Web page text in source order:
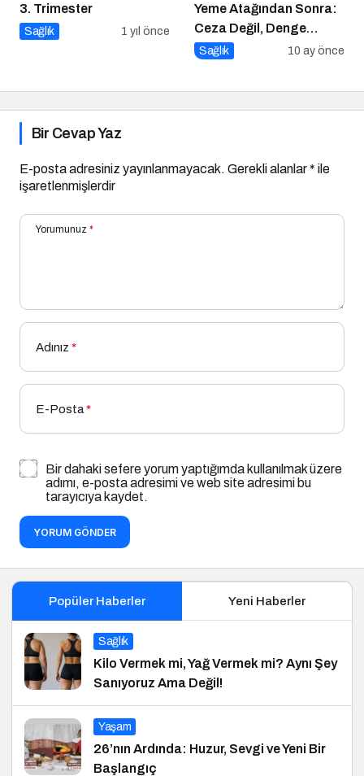
3. Trimester
Sağlık 1 yıl önce
Yeme Atağından Sonra:
Ceza Değil, Denge
Zamanı
Sağlık 10 ay önce
Bir Cevap Yaz
E-posta adresiniz yayınlanmayacak. Gerekli alanlar* ile
işaretlenmişlerdir
Yorumunuz *
Adınız *
E-Posta*
Bir dahaki sefere yorum yaptığımda kullanılmak üzere
adımı, e-posta adresimi ve web site adresimi bu
tarayıcıya kaydet.
YORUM GÖNDER
Popüler Haberler Yeni Haberler
Sağlık
Kilo Vermek mi, Yağ Vermek mi? Aynı Şey
Sanıyoruz Ama Değil!
Yaşam
26’nın Ardında: Huzur, Sevgi ve Yeni Bir
Başlangıç